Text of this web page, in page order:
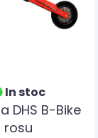
In stoc
DHS B-Bike
rosu